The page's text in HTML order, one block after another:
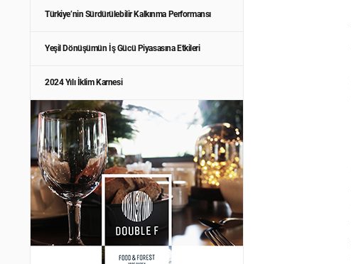
Türkiye’nin Sürdürülebilir Kalkınma Performansı
Yeşil Dönüşümün İş Gücü Piyasasına Etkileri
2024 Yılı İklim Karnesi